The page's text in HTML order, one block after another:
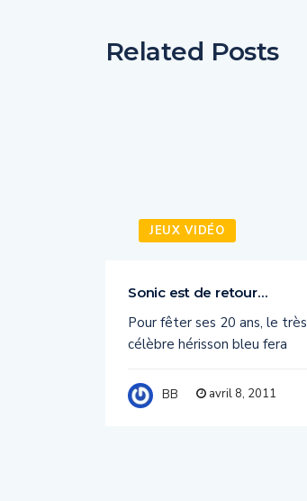
Related Posts
JEUX VIDÉO
Sonic est de retour…
Pour fêter ses 20 ans, le très
célèbre hérisson bleu fera
BB avril 8, 2011